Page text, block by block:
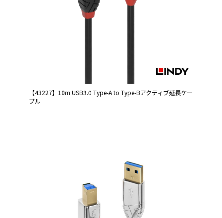
【43227】10m USB3.0 Type-A to Type-Bアクティブ延長ケー
ブル